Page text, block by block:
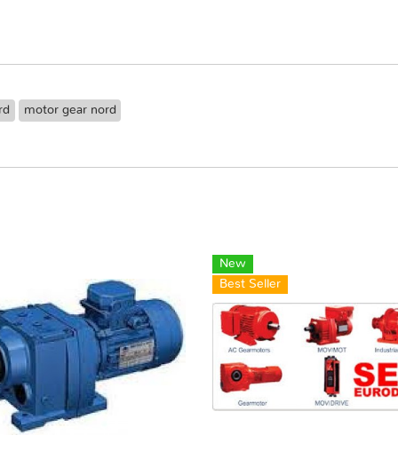
motor gear nord
New
Best Seller